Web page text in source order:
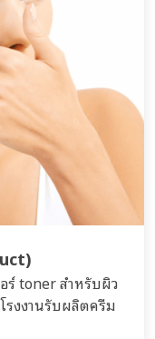
ร์ toner สำหรับผิว
รงงานรับผลิตครีม